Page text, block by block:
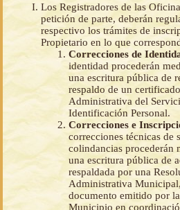
Los Registradores de las
petición de parte, deberán
respectivo los trámites de
Propietario en lo que
Correcciones de
identidad procederán
una escritura pública de
respaldo de un
Administrativa del
Identificación Personal.
Correcciones e
correcciones técnicas
colindancias procederán
una escritura pública de
respaldada por una
Administrativa
documento emitido por
Municipio en